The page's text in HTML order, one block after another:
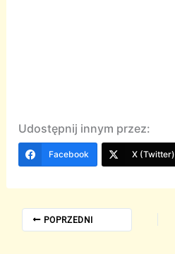
Udostępnij innym przez:
Facebook X (Twitter)
POPRZEDNI